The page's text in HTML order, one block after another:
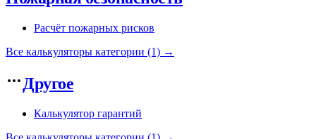
Расчёт пожарных рисков
Все калькуляторы категории (1) →
Другое
Калькулятор гарантий